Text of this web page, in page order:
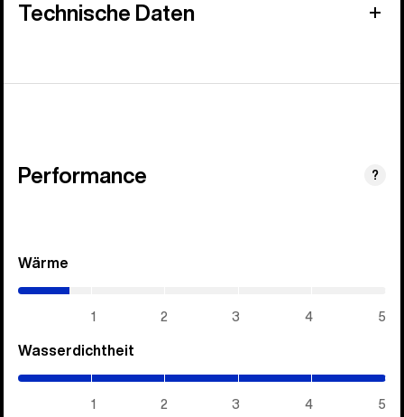
Technische Daten
Performance ?
Wärme
1 2 3 4 5
Wasserdichtheit
1 2 3 4 5